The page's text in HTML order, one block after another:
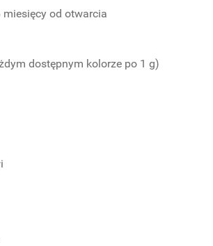
miesięcy od otwarcia
dostępnym kolorze po 1 g)